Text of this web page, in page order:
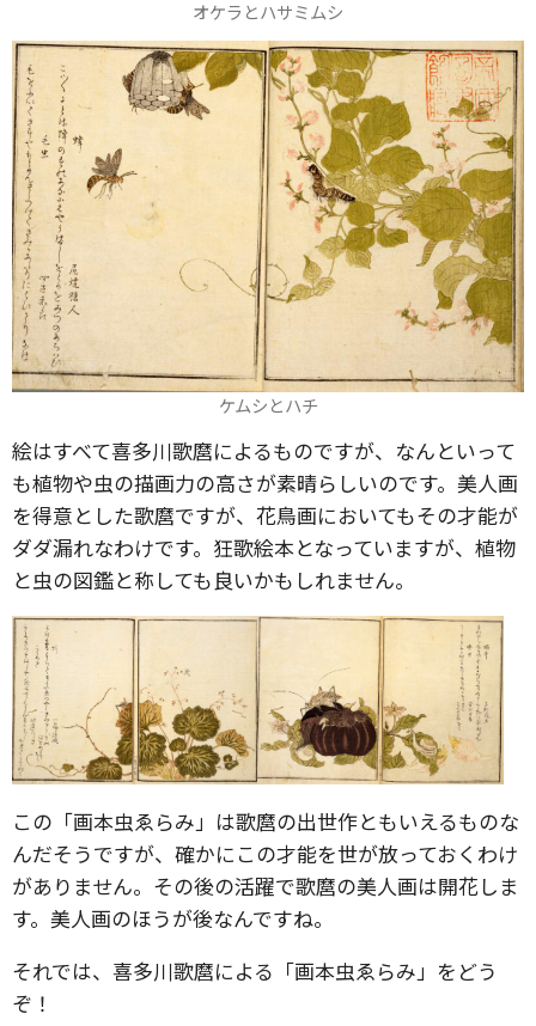
オケラとハサミムシ
ケムシとハチ
絵はすべて喜多川歌麿によるものですが、なんといって
も植物や虫の描画力の高さが素晴らしいのです。美人画
を得意とした歌麿ですが、花鳥画においてもその才能が
ダダ漏れなわけです。狂歌絵本となっていますが、植物
と虫の図鑑と称しても良いかもしれません。
この「画本虫ゑらみ」は歌麿の出世作ともいえるものな
んだそうですが、確かにこの才能を世が放っておくわけ
がありません。その後の活躍で歌麿の美人画は開花しま
す。美人画のほうが後なんですね。
それでは、喜多川歌麿による「画本虫ゑらみ」をどう
ぞ！